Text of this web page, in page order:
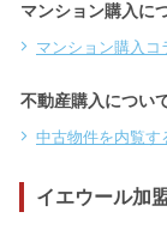
マンション購入に
マンション購入コ
不動産購入につい
中古物件を内覧す
イエウール加